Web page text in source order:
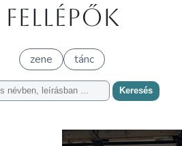
Fellépők
zene tánc
Keresés